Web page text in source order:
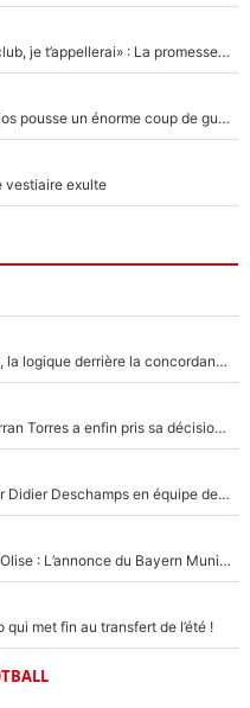
Mercato - OM - «Dès que je prends un club, je t’appellerai» : La promesse de Marcelino au moment de claquer la porte
Victime de racisme contre Murray, Kyrgios pousse un énorme coup de gueule !
vestiaire exulte
Mercato Analyse : Vincius Jr-Diomandé, la logique derrière la concordance des temps
Rester à Barcelone ou partir au PSG, Ferran Torres a enfin pris sa décision : La course contre la montre est lancée !
Le jour où Zinedine Zidane a fait craquer Didier Deschamps en équipe de France : «Je m’en suis voulu», l’ancien sélectionneur a regretté son geste !
Scandale dans la vie privée de Michael Olise : L’annonce du Bayern Munich sur son enfant caché
met fin au transfert de l’été !